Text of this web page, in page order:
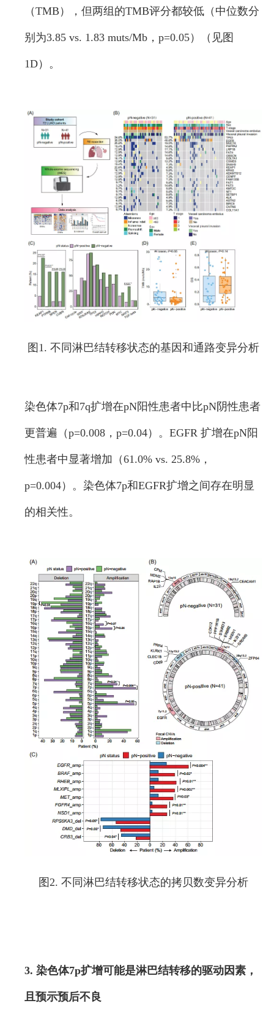
（TMB），但两组的TMB评分都较低（中位数分
别为3.85 vs. 1.83 muts/Mb，p=0.05）（见图
1D）。
图1. 不同淋巴结转移状态的基因和通路变异分析
染色体7p和7q扩增在pN阳性患者中比pN阴性患者
更普遍（p=0.008，p=0.04）。EGFR 扩增在pN阳
性患者中显著增加（61.0% vs. 25.8%，
p=0.004）。染色体7p和EGFR扩增之间存在明显
的相关性。
图2. 不同淋巴结转移状态的拷贝数变异分析
3. 染色体7p扩增可能是淋巴结转移的驱动因素，
且预示预后不良